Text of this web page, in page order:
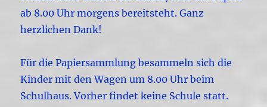
ab 8.00 Uhr morgens bereitsteht. Ganz
herzlichen Dank!
Für die Papiersammlung besammeln sich die
Kinder mit den Wagen um 8.00 Uhr beim
Schulhaus. Vorher findet keine Schule statt.